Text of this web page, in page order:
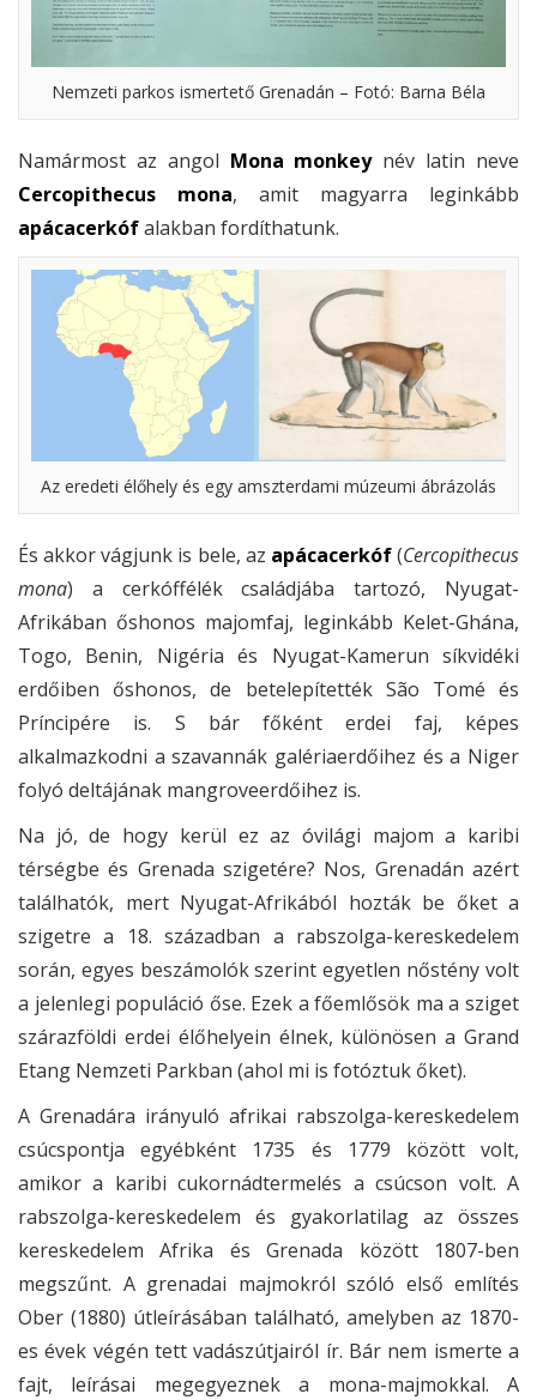
Nemzeti parkos ismertető Grenadán – Fotó: Barna Béla
Namármost az angol Mona monkeynév latin neve
Cercopithecus mona, amit magyarra leginkább
apácacerkófalakban fordíthatunk.
Az eredeti élőhely és egy amszterdami múzeumi ábrázolás
És akkor vágjunk is bele, az apácacerkóf(Cercopithecus
mona) a cerkóffélék családjába tartozó, Nyugat-
Afrikában őshonos majomfaj, leginkább Kelet-Ghána,
Togo, Benin, Nigéria és Nyugat-Kamerun síkvidéki
erdőiben őshonos, de betelepítették São Tomé és
Príncipére is. S bár főként erdei faj, képes
alkalmazkodni a szavannák galériaerdőihez és a Niger
folyó deltájának mangroveerdőihez is.
Na jó, de hogy kerül ez az óvilági majom a karibi
térségbe és Grenada szigetére? Nos, Grenadán azért
találhatók, mert Nyugat-Afrikából hozták be őket a
szigetre a 18. században a rabszolga-kereskedelem
során, egyes beszámolók szerint egyetlen nőstény volt
a jelenlegi populáció őse. Ezek a főemlősök ma a sziget
szárazföldi erdei élőhelyein élnek, különösen a Grand
Etang Nemzeti Parkban (ahol mi is fotóztuk őket).
A Grenadára irányuló afrikai rabszolga-kereskedelem
csúcspontja egyébként 1735 és 1779 között volt,
amikor a karibi cukornádtermelés a csúcson volt. A
rabszolga-kereskedelem és gyakorlatilag az összes
kereskedelem Afrika és Grenada között 1807-ben
megszűnt. A grenadai majmokról szóló első említés
Ober (1880) útleírásában található, amelyben az 1870-
es évek végén tett vadászútjairól ír. Bár nem ismerte a
fajt, leírásai megegyeznek a mona-majmokkal. A